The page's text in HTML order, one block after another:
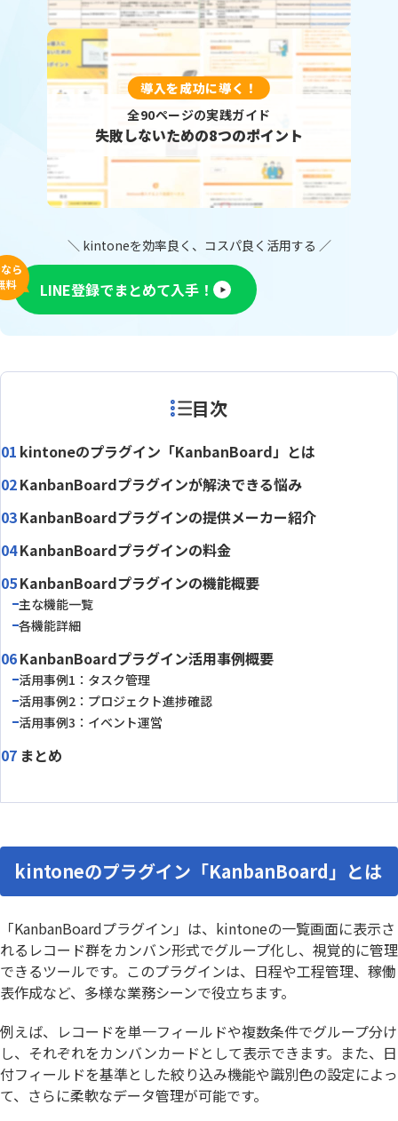
導入を成功に導く！
全90ページの実践ガイド
失敗しないための8つのポイント
＼ kintoneを効率良く、コスパ良く活用する ／
ら
料
LINE登録でまとめて入手！
目次
kintoneのプラグイン「KanbanBoard」とは
KanbanBoardプラグインが解決できる悩み
KanbanBoardプラグインの提供メーカー紹介
KanbanBoardプラグインの料金
KanbanBoardプラグインの機能概要
主な機能一覧
各機能詳細
KanbanBoardプラグイン活用事例概要
活用事例1：タスク管理
活用事例2：プロジェクト進捗確認
活用事例3：イベント運営
まとめ
kintoneのプラグイン「KanbanBoard」とは
「KanbanBoardプラグイン」は、kintoneの一覧画面に表示さ
れるレコード群をカンバン形式でグループ化し、視覚的に管理
できるツールです。このプラグインは、日程や工程管理、稼働
表作成など、多様な業務シーンで役立ちます。
例えば、レコードを単一フィールドや複数条件でグループ分け
し、それぞれをカンバンカードとして表示できます。また、日
付フィールドを基準とした絞り込み機能や識別色の設定によっ
て、さらに柔軟なデータ管理が可能です。